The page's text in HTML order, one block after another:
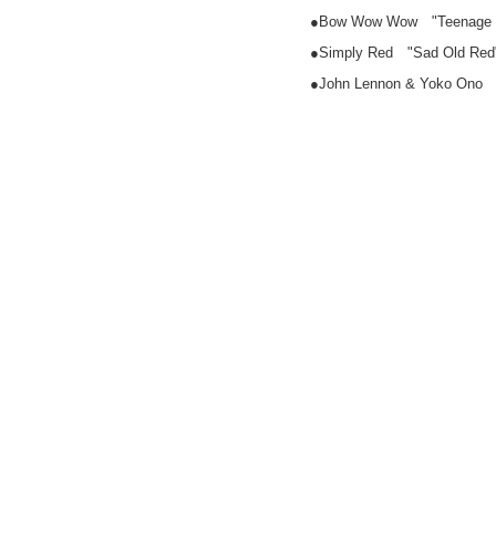
●Bow Wow Wow "Teenage
●Simply Red "Sad Old
●John Lennon & Yoko Ono